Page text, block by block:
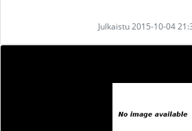
Julkaistu 2015-10-04